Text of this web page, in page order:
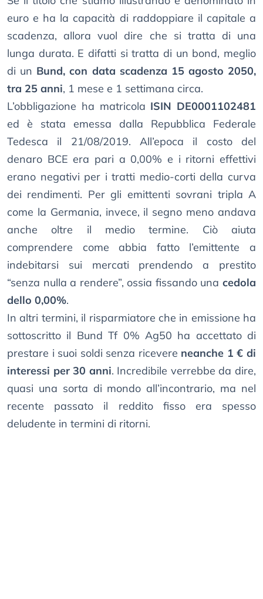
euro e ha la capacità di raddoppiare il capitale a
scadenza, allora vuol dire che si tratta di una
lunga durata. E difatti si tratta di un bond, meglio
di un Bund, con data scadenza 15 agosto 2050,
tra 25 anni, 1 mese e 1 settimana circa.
L’obbligazione ha matricola ISIN DE0001102481
ed è stata emessa dalla Repubblica Federale
Tedesca il 21/08/2019. All’epoca il costo del
denaro BCE era pari a 0,00% e i ritorni effettivi
erano negativi per i tratti medio-corti della curva
dei rendimenti. Per gli emittenti sovrani tripla A
come la Germania, invece, il segno meno andava
anche oltre il medio termine. Ciò aiuta
comprendere come abbia fatto l’emittente a
indebitarsi sui mercati prendendo a prestito
“senza nulla a rendere”, ossia fissando una cedola
dello 0,00%.
In altri termini, il risparmiatore che in emissione ha
sottoscritto il Bund Tf 0% Ag50 ha accettato di
prestare i suoi soldi senza ricevere neanche 1 € di
interessi per 30 anni. Incredibile verrebbe da dire,
quasi una sorta di mondo all’incontrario, ma nel
recente passato il reddito fisso era spesso
deludente in termini di ritorni.